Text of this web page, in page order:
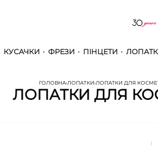
КУСАЧКИ ФРЕЗИ ПІНЦЕТИ
ГОЛОВНА›ЛОПАТКИ›ЛОПАТКИ ДЛЯ
ЛОПАТКИ ДЛЯ